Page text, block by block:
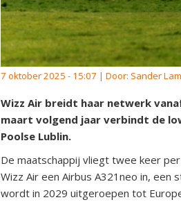
7 oktober 2025 - 15:07 | Door: Sander
Wizz Air breidt haar netwerk
maart volgend jaar verbindt de
Poolse Lublin.
De maatschappij vliegt twee keer
Wizz Air een Airbus A321neo in,
wordt in 2029 uitgeroepen tot